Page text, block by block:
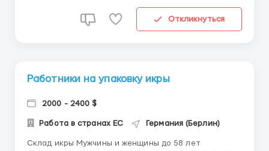
вопросам обращайтесь по телефону или пишите...
Откликнуться
Работники на упаковку икры
2000 - 2400 $
Работа в странах ЕС Германия (Берлин)
Склад икры Мужчины и женщины до 58 лет